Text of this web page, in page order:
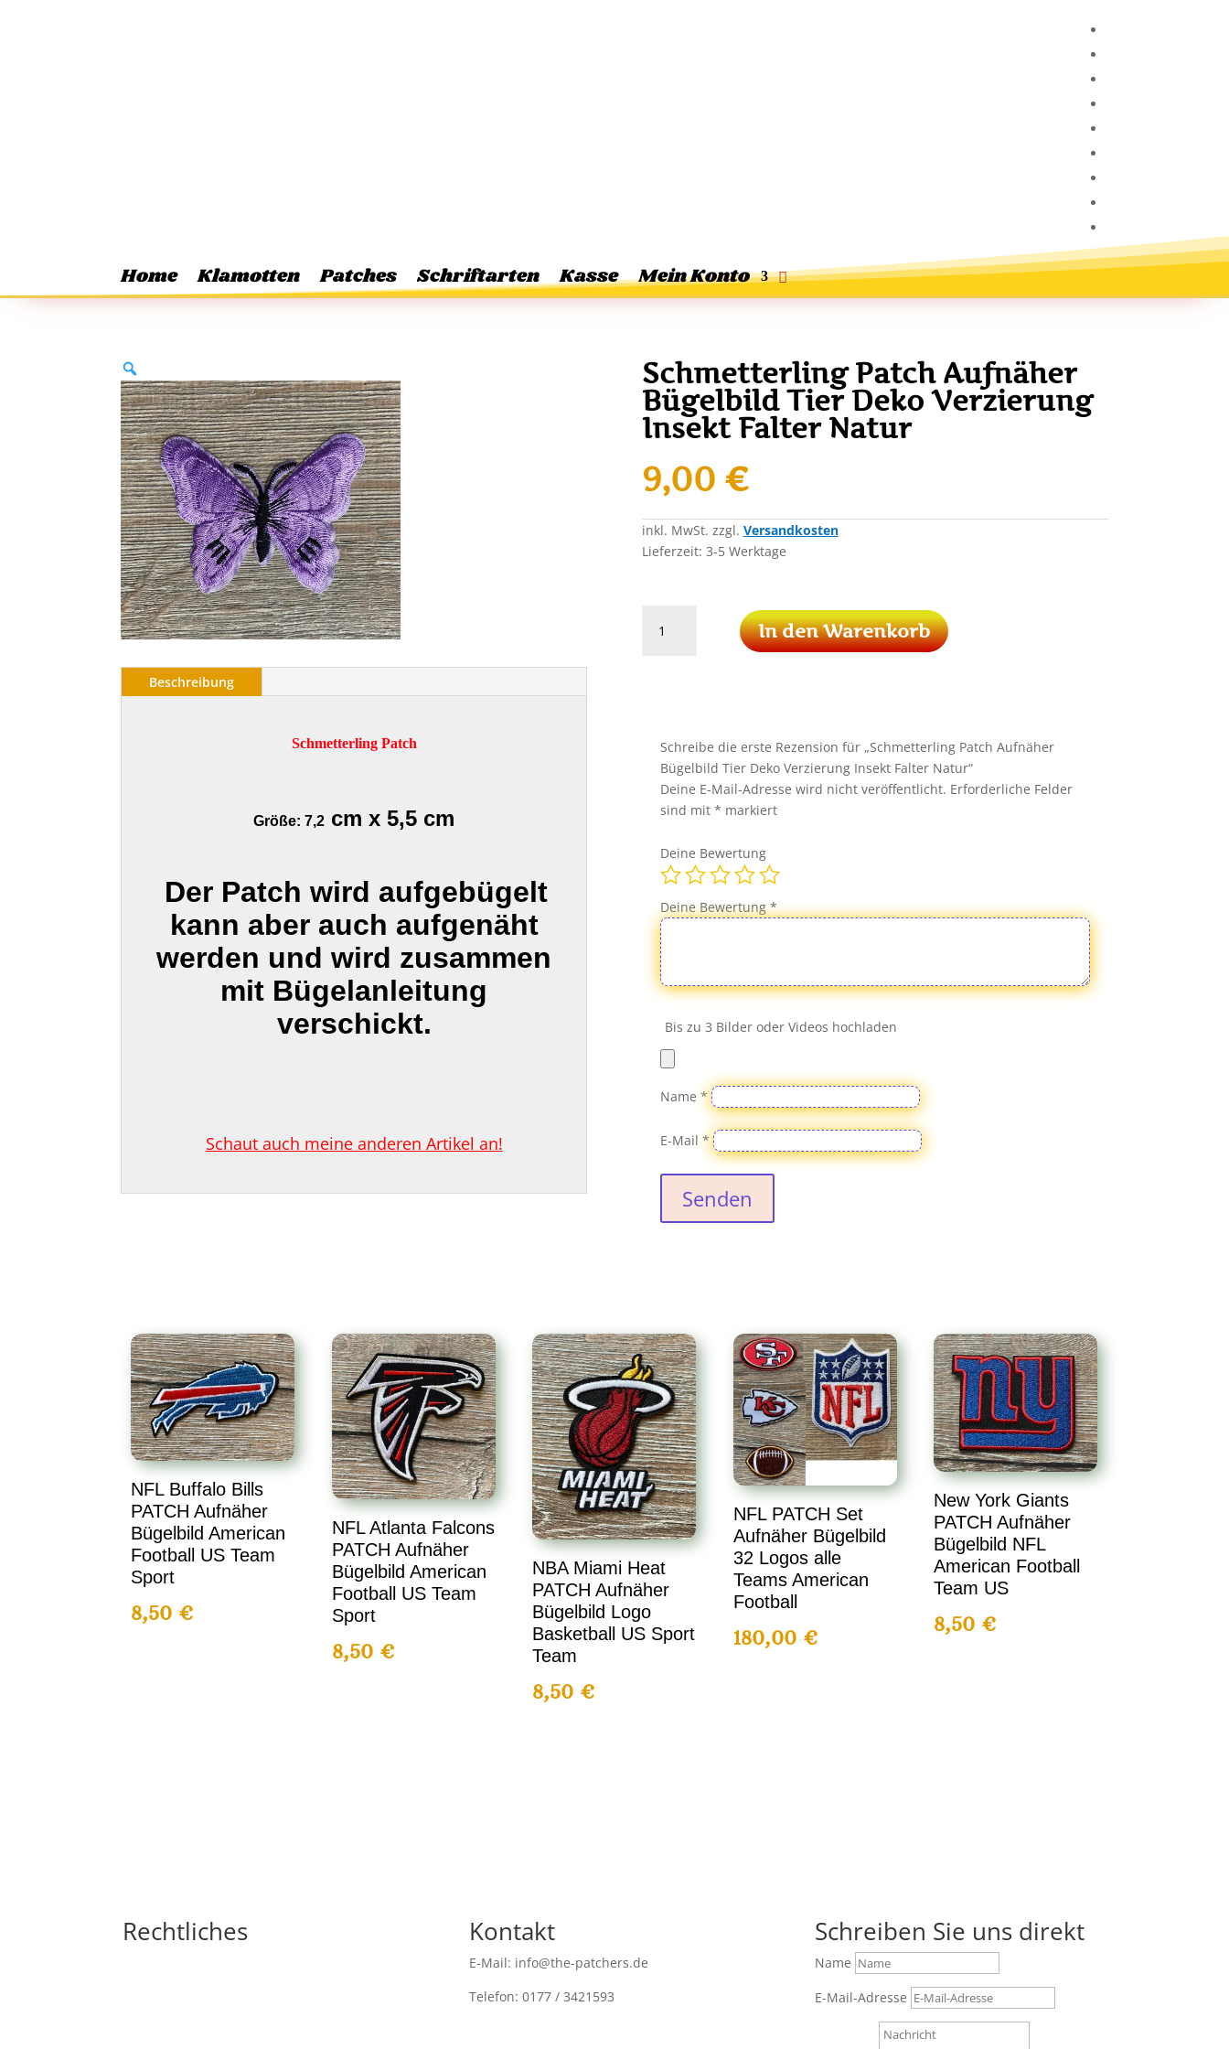
Home Klamotten Patches Schriftarten Kasse Mein Konto
Beschreibung
Schmetterling Patch
Größe: 7,2 cm x 5,5 cm
Der Patch wird aufgebügelt
kann aber auch aufgenäht
werden und wird zusammen
mit Bügelanleitung
verschickt.
Schaut auch meine anderen Artikel an!
Schmetterling Patch Aufnäher
Bügelbild Tier Deko Verzierung
Insekt Falter Natur
9,00 €
inkl. MwSt. zzgl. Versandkosten
Lieferzeit: 3-5 Werktage
Patch
Verzierung
Insekt
Falter
Natur
In den Warenkorb
Schreibe die erste Rezension für „Schmetterling Patch Aufnäher
Bügelbild Tier Deko Verzierung Insekt Falter Natur“
Deine E-Mail-Adresse wird nicht veröffentlicht. Erforderliche Felder
sind mit* markiert
Deine Bewertung
Deine Bewertung*
Bis zu 3 Bilder oder Videos hochladen
Name*
E-Mail*
Senden
NFL Buffalo Bills
PATCH Aufnäher
Bügelbild American
Football US Team
Sport
8,50 €
NFL Atlanta Falcons
PATCH Aufnäher
Bügelbild American
Football US Team
Sport
8,50 €
NBA Miami Heat
PATCH Aufnäher
Bügelbild Logo
Basketball US Sport
Team
8,50€
NFL PATCH Set
Aufnäher Bügelbild
32 Logos alle
Teams American
Football
180,00 €
New York Giants
PATCH Aufnäher
Bügelbild NFL
American Football
Team US
8,50€
Rechtliches Kontakt
E-Mail: info@the-patchers.de
Telefon: 0177 / 3421593
Schreiben Sie uns direkt
Name
E-Mail-Adresse